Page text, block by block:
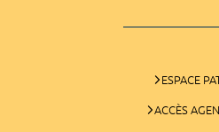
ESPACE
ACCÈS